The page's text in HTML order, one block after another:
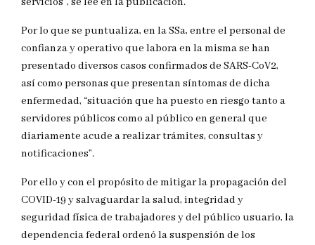
Por lo que se puntualiza, en la SSa, entre el personal de
confianza y operativo que labora en la misma se han
presentado diversos casos confirmados de SARS-CoV2,
así como personas que presentan síntomas de dicha
enfermedad, “situación que ha puesto en riesgo tanto a
servidores públicos como al público en general que
diariamente acude a realizar trámites, consultas y
notificaciones”.
Por ello y con el propósito de mitigar la propagación del
COVID-19 y salvaguardar la salud, integridad y
seguridad física de trabajadores y del público usuario, la
dependencia federal ordenó la suspensión de los